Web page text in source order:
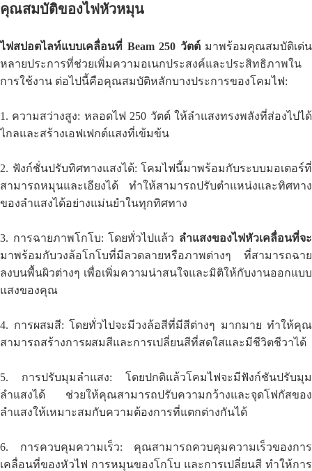
คุณสมบัติของไฟหัวหมุน
ไฟสปอตไลท์แบบเคลื่อนที่ Beam 250 วัตต์มาพร้อมคุณสมบัติเด่น
หลายประการที่ช่วยเพิ่มความอเนกประสงค์และประสิทธิภาพใน
การใช้งาน ต่อไปนี้คือคุณสมบัติหลักบางประการของโคมไฟ:
1. ความสว่างสูง: หลอดไฟ 250 วัตต์ ให้ลำแสงทรงพลังที่ส่องไปได้
ไกลและสร้างเอฟเฟกต์แสงที่เข้มข้น
2. ฟังก์ชั่นปรับทิศทางแสงได้: โคมไฟนี้มาพร้อมกับระบบมอเตอร์ที่
สามารถหมุนและเอียงได้ ทำให้สามารถปรับตำแหน่งและทิศทาง
ของลำแสงได้อย่างแม่นยำในทุกทิศทาง
3. การฉายภาพโกโบ: โดยทั่วไปแล้ว ลำแสงของไฟหัวเคลื่อนที่จะ
มาพร้อมกับวงล้อโกโบที่มีลวดลายหรือภาพต่างๆ ที่สามารถฉาย
ลงบนพื้นผิวต่างๆ เพื่อเพิ่มความน่าสนใจและมิติให้กับงานออกแบบ
แสงของคุณ
4. การผสมสี: โดยทั่วไปจะมีวงล้อสีที่มีสีต่างๆ มากมาย ทำให้คุณ
สามารถสร้างการผสมสีและการเปลี่ยนสีที่สดใสและมีชีวิตชีวาได้
5. การปรับมุมลำแสง: โดยปกติแล้วโคมไฟจะมีฟังก์ชันปรับมุม
ลำแสงได้ ช่วยให้คุณสามารถปรับความกว้างและจุดโฟกัสของ
ลำแสงให้เหมาะสมกับความต้องการที่แตกต่างกันได้
6. การควบคุมความเร็ว: คุณสามารถควบคุมความเร็วของการ
เคลื่อนที่ของหัวไฟ การหมุนของโกโบ และการเปลี่ยนสี ทำให้การ